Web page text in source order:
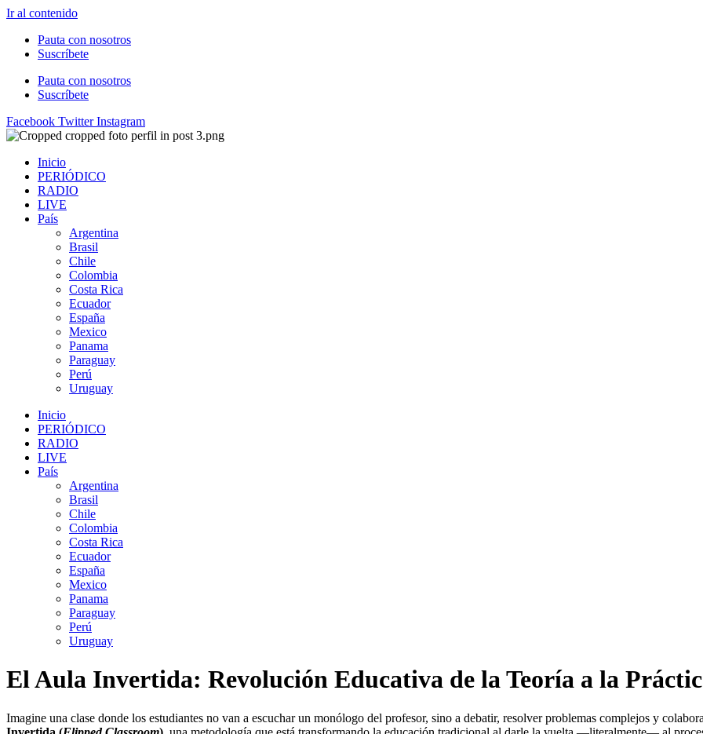
Ir al contenido
Pauta con nosotros
Suscríbete
Pauta con nosotros
Suscríbete
Facebook Twitter Instagram
Inicio
PERIÓDICO
RADIO
LIVE
País
Argentina
Brasil
Chile
Colombia
Costa Rica
Ecuador
España
Mexico
Panama
Paraguay
Perú
Uruguay
Inicio
PERIÓDICO
RADIO
LIVE
País
Argentina
Brasil
Chile
Colombia
Costa Rica
Ecuador
España
Mexico
Panama
Paraguay
Perú
Uruguay
El Aula Invertida: Revolución Educativa de la Teoría a la
Imagine una clase donde los estudiantes no van a escuchar un monólogo del profesor, sino a debatir, resolver problemas complejos y